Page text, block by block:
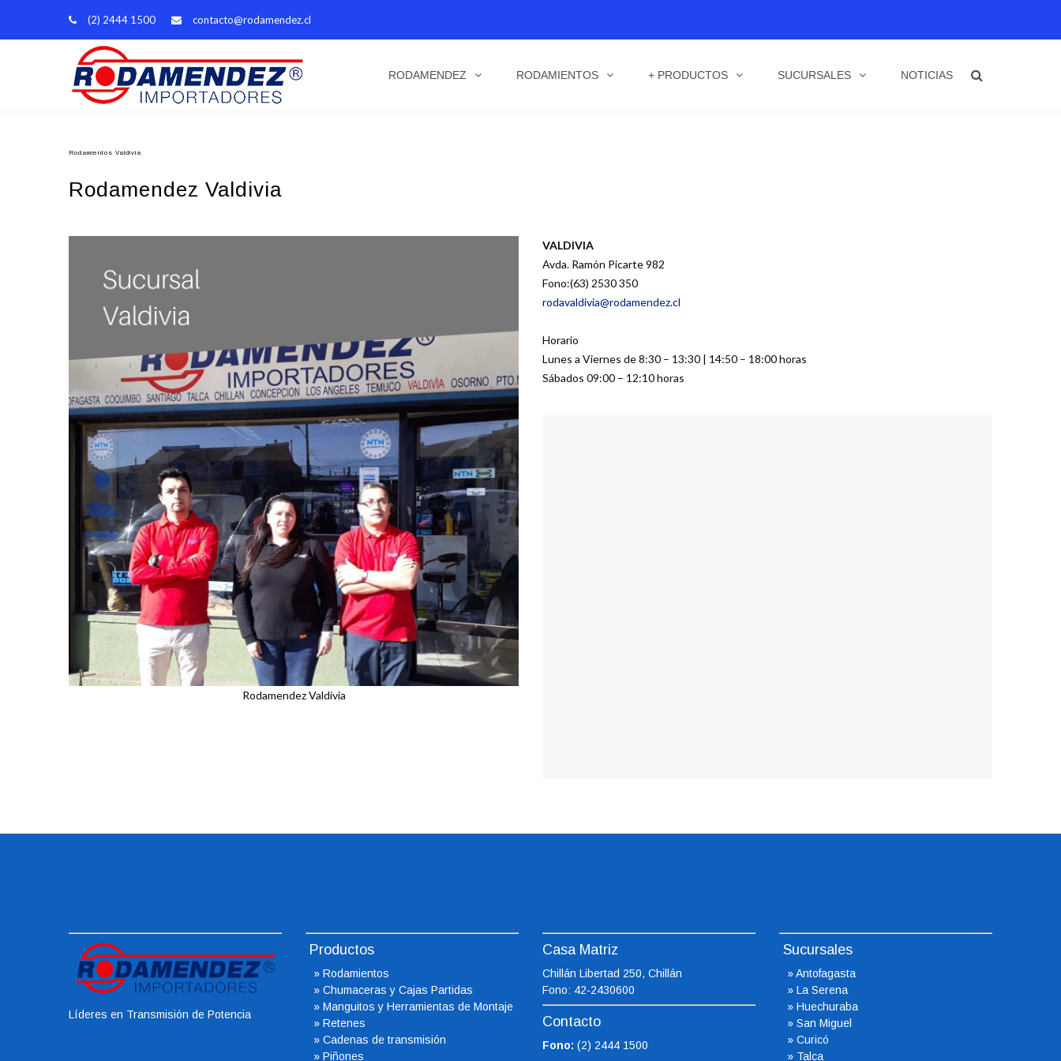
(2) 2444 1500 contacto@rodamendez.cl
RODAMENDEZ RODAMIENTOS + PRODUCTOS SUCURSALES NOTICIAS
Rodamientos Valdivia
Rodamendez Valdivia
Rodamendez Valdivia
VALDIVIA
Avda. Ramón Picarte 982
Fono:(63) 2530 350
rodavaldivia@rodamendez.cl
Horario
Lunes a Viernes de 8:30 – 13:30 | 14:50 – 18:00 horas
Sábados 09:00 – 12:10 horas
Líderes en Transmisión de Potencia
Productos
» Rodamientos
» Chumaceras y Cajas Partidas
» Manguitos y Herramientas de Montaje
» Retenes
» Cadenas de transmisión
» Piñones
Casa Matriz
Chillán Libertad 250, Chillán
Fono: 42-2430600
Contacto
Fono: (2) 2444 1500
Sucursales
»Antofagasta
» La Serena
» Huechuraba
» San Miguel
» Curicó
» Talca